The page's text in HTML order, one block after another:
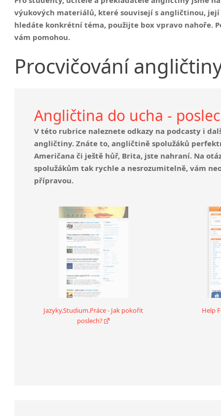
Nepřímá řeč
Slovosled v angličtině
výukových materiálů, které souvisejí s angličtinou,
hledáte konkrétní téma, použijte box vpravo nahoře.
vám pomohou.
Procvičování
Angličtina do ucha -
V této rubrice naleznete odkazy na podcasty i
angličtiny. Znáte to, angličtině spolužáků
Američana či ještě hůř, Brita, jste nahraní. Na
spolužákům tak rychle a nesrozumitelně, vám
přípravou.
Jazyky.Studium.Práce - Jak pokořit
poslech?
Help